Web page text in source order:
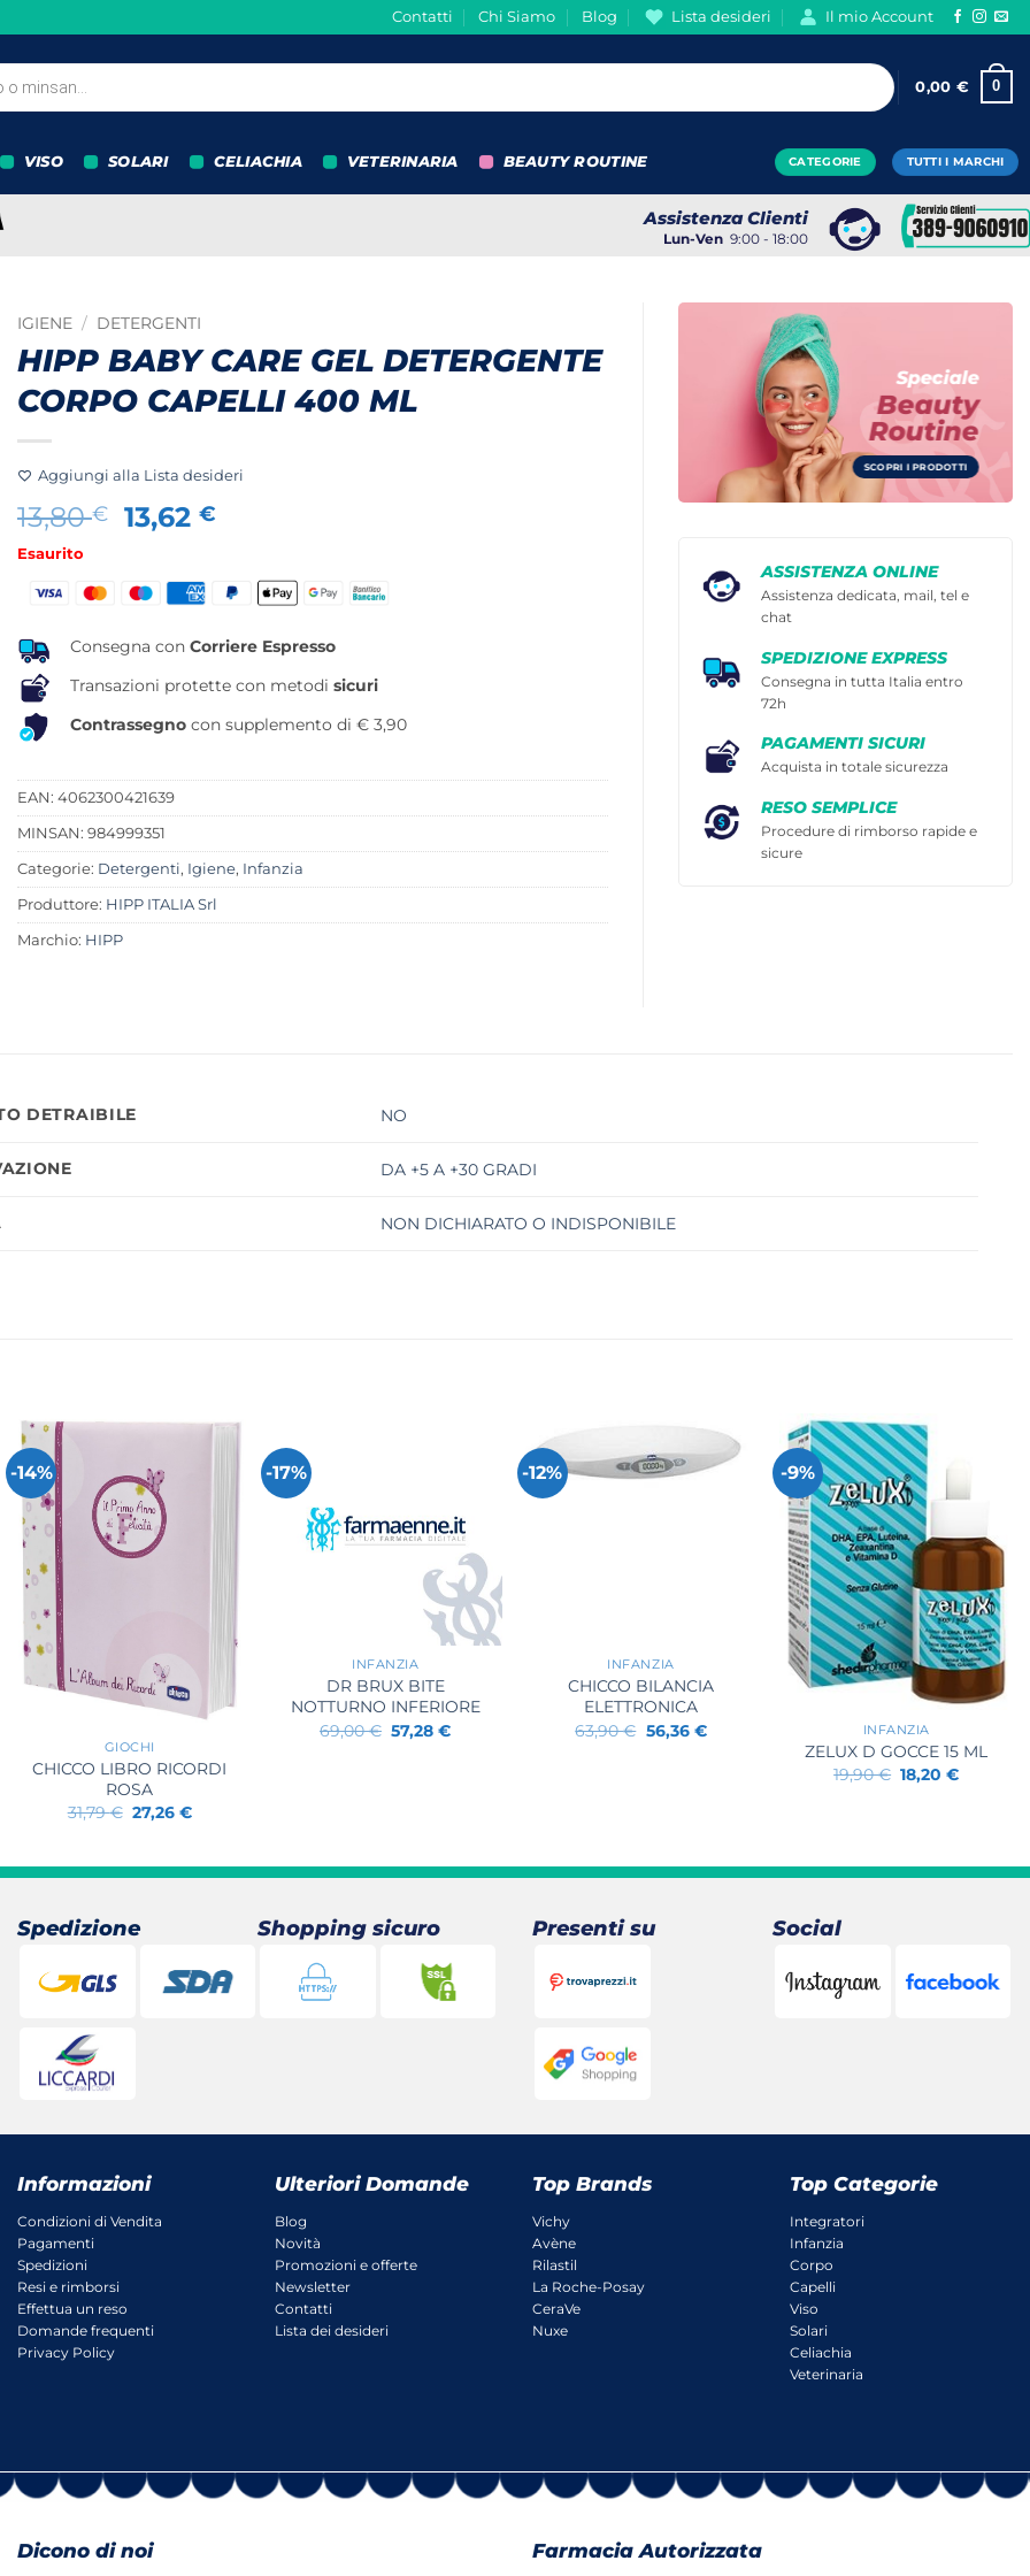
Contatti Chi Siamo Blog Lista desideri Il mio Account
0,00 € 0
VISO SOLARI CELIACHIA VETERINARIA BEAUTY ROUTINE CATEGORIE TUTTI I MARCHI
Assistenza Clienti
Lun-Ven 9:00 - 18:00
IGIENE / DETERGENTI
HIPP BABY CARE GEL DETERGENTE
CORPO CAPELLI 400 ML
Aggiungi alla Lista desideri
13,80€
Il
era:
13,62€
attuale
è:
Esaurito
Consegna con Corriere Espresso
Transazioni protette con metodi sicuri
Contrassegno con supplemento di € 3,90
EAN: 4062300421639
MINSAN: 984999351
Categorie: Detergenti, Igiene, Infanzia
Produttore: HIPP ITALIA Srl
Marchio: HIPP
Speciale
Beauty
Routine
SCOPRI I PRODOTTI
ASSISTENZA ONLINE
Assistenza dedicata, mail, tel e
chat
SPEDIZIONE EXPRESS
Consegna in tutta Italia entro
72h
PAGAMENTI SICURI
Acquista in totale sicurezza
RESO SEMPLICE
Procedure di rimborso rapide e
sicure
DETRAIBILE NO
DA +5 A +30 GRADI
NON DICHIARATO O INDISPONIBILE
-14%
GIOCHI
CHICCO LIBRO RICORDI
ROSA
31,79€ Il
prezzo
31,79 €.
27,26 €Il
27,26 €.
-17%
INFANZIA
DR BRUX BITE
NOTTURNO INFERIORE
69,00€ Il
prezzo
57,28€Il
-12%
INFANZIA
CHICCO BILANCIA
ELETTRONICA
63,90€ Il
prezzo
56,36 €Il
-9%
+
INFANZIA
ZELUX D GOCCE 15 ML
19,90€ Il
prezzo
18,20€Il
Spedizione Shopping sicuro Presenti su Social
Informazioni
Condizioni di Vendita
Pagamenti
Spedizioni
Resi e rimborsi
Effettua un reso
Domande frequenti
Privacy Policy
Ulteriori Domande
Blog
Novità
Promozioni e offerte
Newsletter
Contatti
Lista dei desideri
Top Brands
Vichy
Avène
Rilastil
La Roche-Posay
CeraVe
Nuxe
Top Categorie
Integratori
Infanzia
Corpo
Capelli
Viso
Solari
Celiachia
Veterinaria
Dicono di noi Farmacia Autorizzata